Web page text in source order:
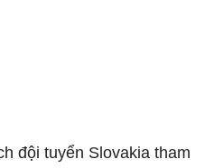
đội tuyển Slovakia tham